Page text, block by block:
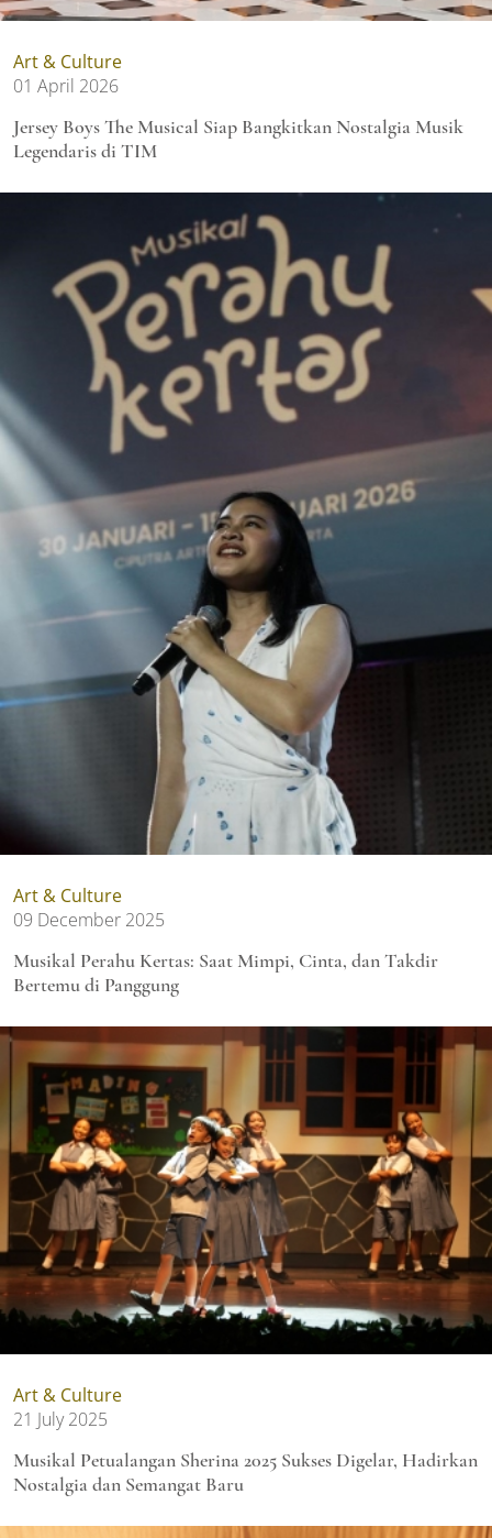
Art & Culture
01 April 2026
Jersey Boys The Musical Siap Bangkitkan Nostalgia Musik
Legendaris di TIM
Art & Culture
09 December 2025
Musikal Perahu Kertas: Saat Mimpi, Cinta, dan Takdir
Bertemu di Panggung
Art & Culture
21 July 2025
Musikal Petualangan Sherina 2025 Sukses Digelar, Hadirkan
Nostalgia dan Semangat Baru